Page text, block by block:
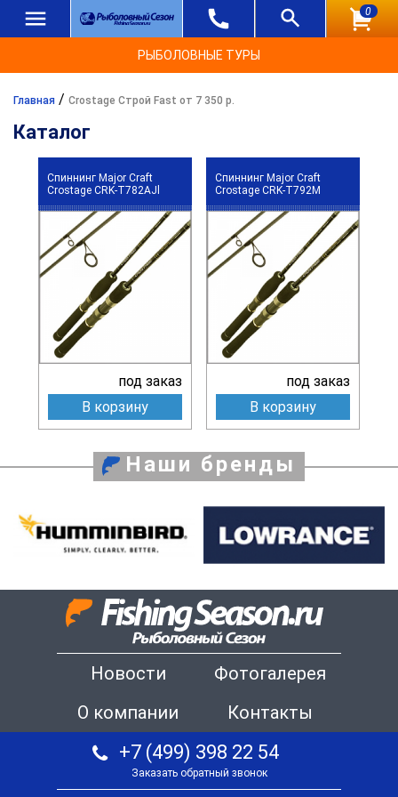
0
РЫБОЛОВНЫЕ ТУРЫ
Главная / Crostage Строй Fast от 7 350 р.
Каталог
Спиннинг Major Craft
Crostage CRK-T782AJl
под заказ
В корзину
Спиннинг Major Craft
Crostage CRK-T792M
под заказ
В корзину
Наши бренды
Новости
Фотогалерея
О компании
Контакты
+7 (499) 398 22 54
Заказать обратный звонок